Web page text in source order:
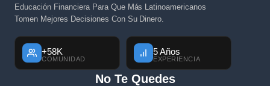
Educación Financiera Para Que Más Latinoamericanos
Tomen Mejores Decisiones Con Su Dinero.
+58K
COMUNIDAD
5 Años
EXPERIENCIA
No Te Quedes